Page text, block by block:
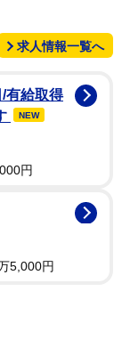
求人情報一覧へ
有給取得
NEW
円
5,000円